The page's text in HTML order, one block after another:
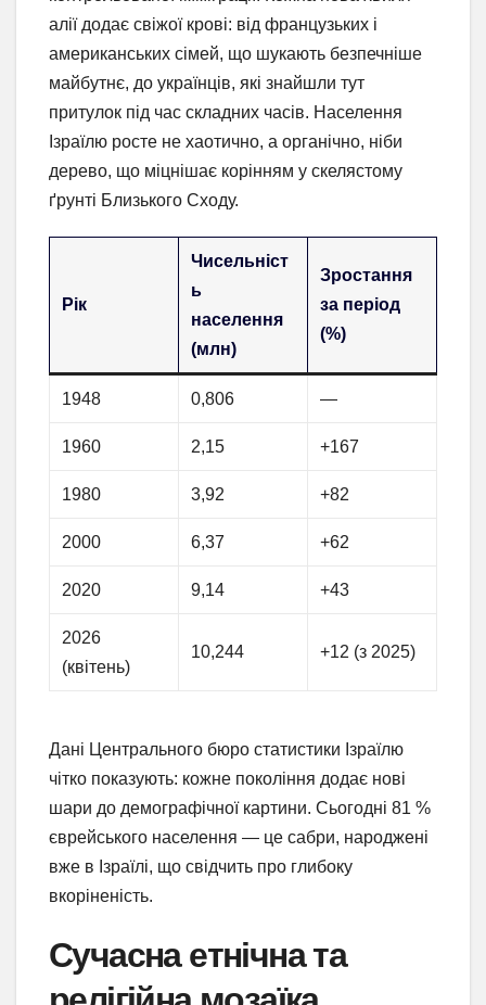
алії додає свіжої крові: від французьких і
американських сімей, що шукають безпечніше
майбутнє, до українців, які знайшли тут
притулок під час складних часів. Населення
Ізраїлю росте не хаотично, а органічно, ніби
дерево, що міцнішає корінням у скелястому
ґрунті Близького Сходу.
Рік
Чисельніст
ь
населення
(млн)
Зростання
за період
(%)
1948 0,806 —
1960 2,15 +167
1980 3,92 +82
2000 6,37 +62
2020 9,14 +43
2026
(квітень)
10,244 +12 (з 2025)
Дані Центрального бюро статистики Ізраїлю
чітко показують: кожне покоління додає нові
шари до демографічної картини. Сьогодні 81 %
єврейського населення — це сабри, народжені
вже в Ізраїлі, що свідчить про глибоку
вкоріненість.
Сучасна етнічна та